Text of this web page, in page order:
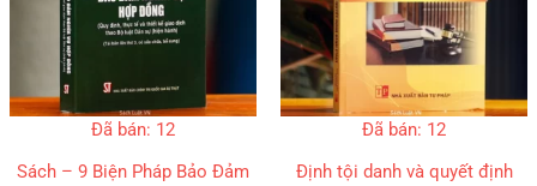
Đã bán: 12
Sách – 9 Biện Pháp Bảo Đảm
Đã bán: 12
Định tội danh và quyết định